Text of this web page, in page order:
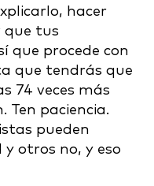
hacer
que tus
que procede con
que tendrás que
74 veces más
Ten paciencia.
pueden
otros no, y eso